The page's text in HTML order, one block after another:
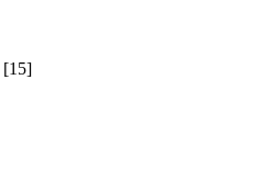
[15]